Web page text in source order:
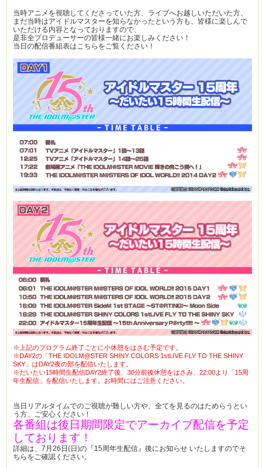
当時アニメを視聴してくださっていた方、ライブへお越しいただいた方、
まだ当時はアイドルマスターを知らなかったという方も、皆様に楽しんで
いただける内容となっておりますので、
是非全プロデューサーの皆様一緒にお楽しみください！
当日の配信番組表はこちらをご覧ください！
※上記のプログラム終了ごとに小休憩をはさむ予定です。
※DAY2の「THE IDOLM@STER SHINY COLORS 1stLIVE FLY TO THE SHINY
SKY」はDAY2夜の部を配信いたします。
※だいたい15時間生配信DAY2終了後、30分前後休憩をはさみ、22:00より「15周
年生配信」を配信いたします。 お時間にはご注意ください。
当日リアルタイムでのご視聴が難しい方や、全てを見るのはためらうとい
う方、ご安心ください！
各番組は後日期間限定でアーカイブ配信を予定
しております！
詳細は、7月26日(日)の『15周年生配信』後にお知らせ いたしますのでそ
ちらをご確認ください。